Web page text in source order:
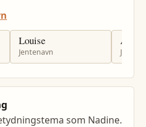
Louise
Jentenavn
som Nadine.